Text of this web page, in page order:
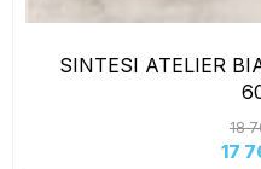
SINTESI ATELIER
18
17